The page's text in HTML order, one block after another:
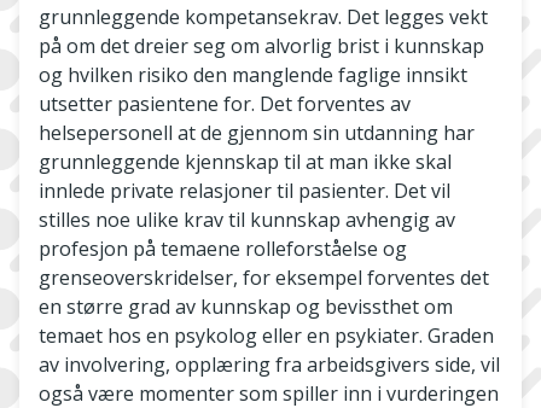
grunnleggende kompetansekrav. Det legges vekt
på om det dreier seg om alvorlig brist i kunnskap
og hvilken risiko den manglende faglige innsikt
utsetter pasientene for. Det forventes av
helsepersonell at de gjennom sin utdanning har
grunnleggende kjennskap til at man ikke skal
innlede private relasjoner til pasienter. Det vil
stilles noe ulike krav til kunnskap avhengig av
profesjon på temaene rolleforståelse og
grenseoverskridelser, for eksempel forventes det
en større grad av kunnskap og bevissthet om
temaet hos en psykolog eller en psykiater. Graden
av involvering, opplæring fra arbeidsgivers side, vil
også være momenter som spiller inn i vurderingen